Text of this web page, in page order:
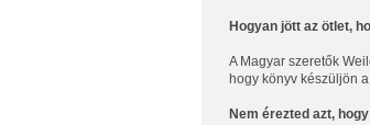
Hogyan jött az ötlet,
A Magyar szeretők
hogy könyv készüljön
Nem érezted azt,